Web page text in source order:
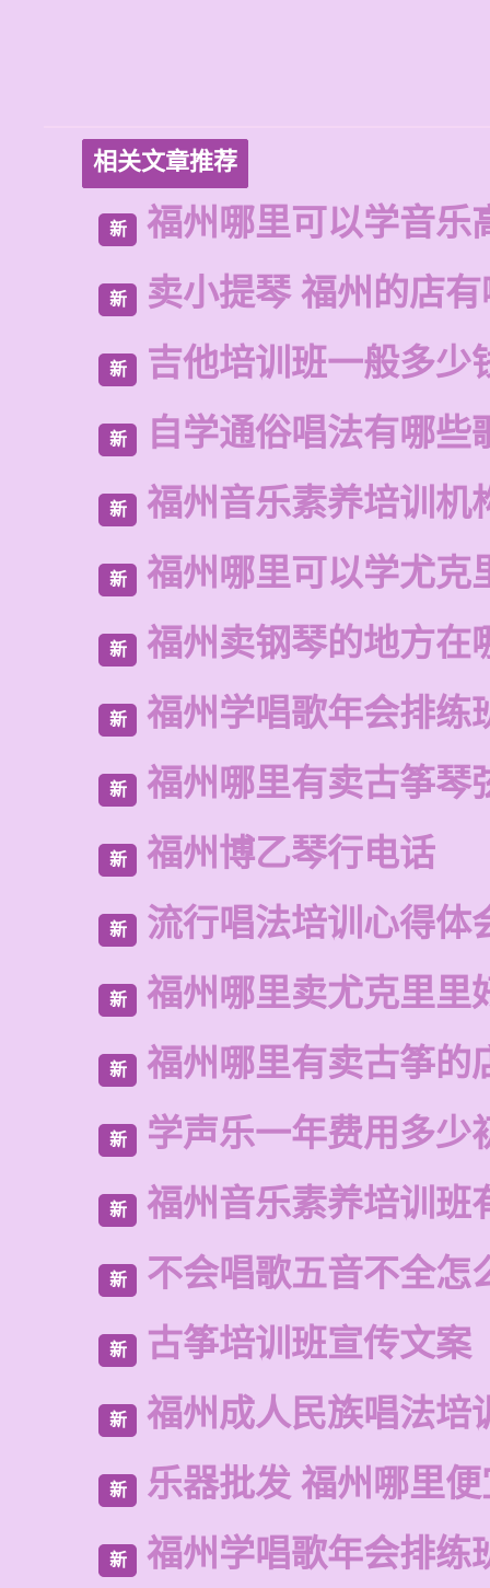
相关文章推荐
新 福州哪里可以学音乐
新 卖小提琴 福州的店
新 吉他培训班一般多少
新 自学通俗唱法有哪些
新 福州音乐素养培训机
新 福州哪里可以学尤克
新 福州卖钢琴的地方在
新 福州学唱歌年会排练
新 福州哪里有卖古筝琴
新 福州博乙琴行电话
新 流行唱法培训心得体
新 福州哪里卖尤克里里
新 福州哪里有卖古筝的
新 学声乐一年费用多少
新 福州音乐素养培训班
新 不会唱歌五音不全怎
新 古筝培训班宣传文案
新 福州成人民族唱法培
新 乐器批发 福州哪里
新 福州学唱歌年会排练